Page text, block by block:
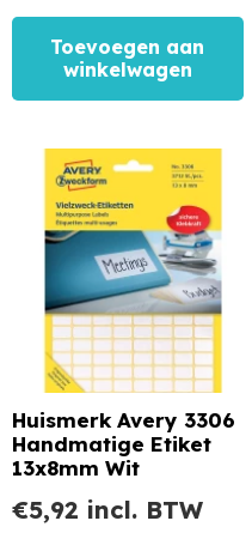
Toevoegen aan
winkelwagen
Huismerk Avery 3306
Handmatige Etiket
13x8mm Wit
€5,92 incl. BTW